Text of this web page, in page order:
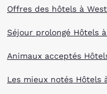
Offres des hôtels à
Séjour prolongé Hôtels
Animaux acceptés
Les mieux notés Hôtels